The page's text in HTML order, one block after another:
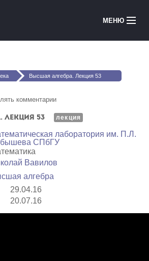
МЕНЮ
Медиатека
Высшая алгебра. Лекция 53
комментарии
53 лекция
лаборатория им. П.Л.
СПбГУ
Вавилов
алгебра
29.04.16
20.07.16